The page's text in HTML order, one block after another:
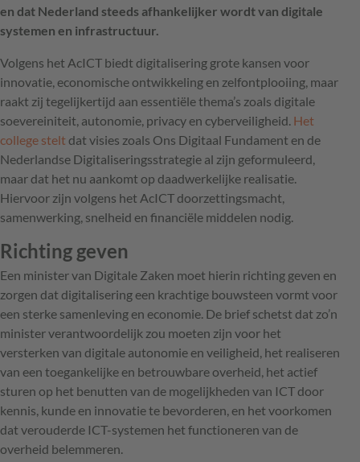
en dat Nederland steeds afhankelijker wordt van digitale
systemen en infrastructuur.
Volgens het AcICT biedt digitalisering grote kansen voor
innovatie, economische ontwikkeling en zelfontplooiing, maar
raakt zij tegelijkertijd aan essentiële thema’s zoals digitale
soevereiniteit, autonomie, privacy en cyberveiligheid. Het
college stelt dat visies zoals Ons Digitaal Fundament en de
Nederlandse Digitaliseringsstrategie al zijn geformuleerd,
maar dat het nu aankomt op daadwerkelijke realisatie.
Hiervoor zijn volgens het AcICT doorzettingsmacht,
samenwerking, snelheid en financiële middelen nodig.
Richting geven
Een minister van Digitale Zaken moet hierin richting geven en
zorgen dat digitalisering een krachtige bouwsteen vormt voor
een sterke samenleving en economie. De brief schetst dat zo’n
minister verantwoordelijk zou moeten zijn voor het
versterken van digitale autonomie en veiligheid, het realiseren
van een toegankelijke en betrouwbare overheid, het actief
sturen op het benutten van de mogelijkheden van ICT door
kennis, kunde en innovatie te bevorderen, en het voorkomen
dat verouderde ICT-systemen het functioneren van de
overheid belemmeren.